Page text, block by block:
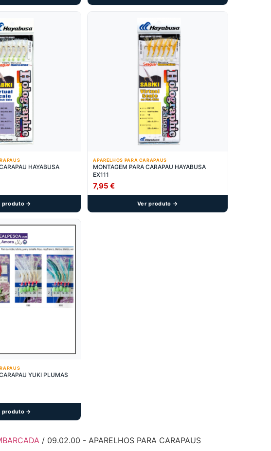
HAYABUSA
produto →
APARELHOS PARA CARAPAUS
MONTAGEM PARA CARAPAU HAYABUSA
EX111
7,95€
Ver produto →
YUKI PLUMAS
produto →
/ 09.02.00 - APARELHOS PARA CARAPAUS